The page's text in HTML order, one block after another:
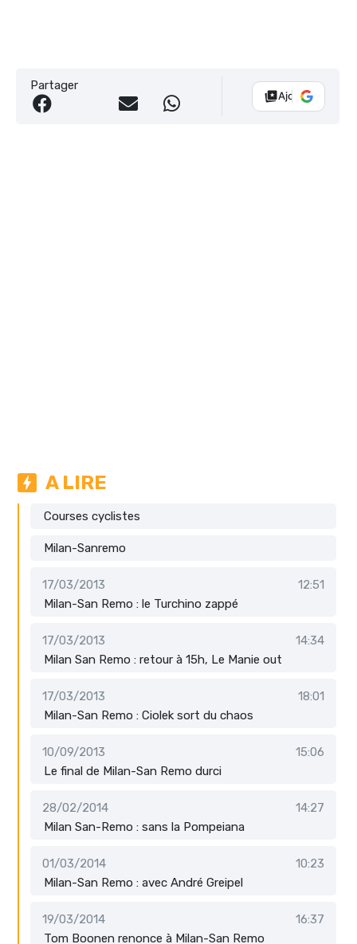
Partager
Ajouter Vélo
A LIRE
Courses cyclistes
Milan-Sanremo
17/03/2013
12:51
Milan-San Remo : le Turchino zappé
17/03/2013
14:34
Milan San Remo : retour à 15h, Le Manie out
17/03/2013
18:01
Milan-San Remo : Ciolek sort du chaos
10/09/2013
15:06
Le final de Milan-San Remo durci
28/02/2014
14:27
Milan San-Remo : sans la Pompeiana
01/03/2014
10:23
Milan-San Remo : avec André Greipel
19/03/2014
16:37
Tom Boonen renonce à Milan-San Remo